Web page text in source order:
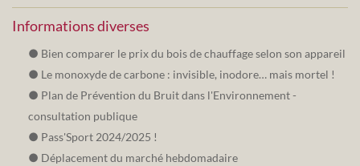
Informations diverses
Bien comparer le prix du bois de chauffage selon son appareil
Le monoxyde de carbone : invisible, inodore… mais mortel !
Plan de Prévention du Bruit dans l'Environnement -
consultation publique
Pass'Sport 2024/2025 !
Déplacement du marché hebdomadaire